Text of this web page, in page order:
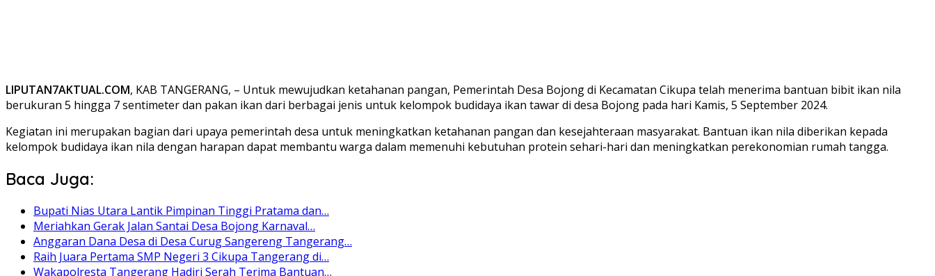
LIPUTAN7AKTUAL.COM, KAB TANGERANG, – Untuk mewujudkan ketahanan pangan, Pemerintah Desa Bojong di Kecamatan Cikupa telah menerima bantuan bibit ikan nila
berukuran 5 hingga 7 sentimeter dan pakan ikan dari berbagai jenis untuk kelompok budidaya ikan tawar di desa Bojong pada hari Kamis, 5 September 2024.
Kegiatan ini merupakan bagian dari upaya pemerintah desa untuk meningkatkan ketahanan pangan dan kesejahteraan masyarakat. Bantuan ikan nila diberikan kepada
kelompok budidaya ikan nila dengan harapan dapat membantu warga dalam memenuhi kebutuhan protein sehari-hari dan meningkatkan perekonomian rumah tangga.
Baca Juga:
Bupati Nias Utara Lantik Pimpinan Tinggi Pratama dan…
Meriahkan Gerak Jalan Santai Desa Bojong Karnaval…
Anggaran Dana Desa di Desa Curug Sangereng Tangerang…
Raih Juara Pertama SMP Negeri 3 Cikupa Tangerang di…
Wakapolresta Tangerang Hadiri Serah Terima Bantuan…